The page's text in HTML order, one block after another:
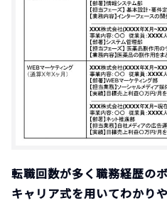
転職回数が多く職務経歴の
キャリア式を用いてわかり